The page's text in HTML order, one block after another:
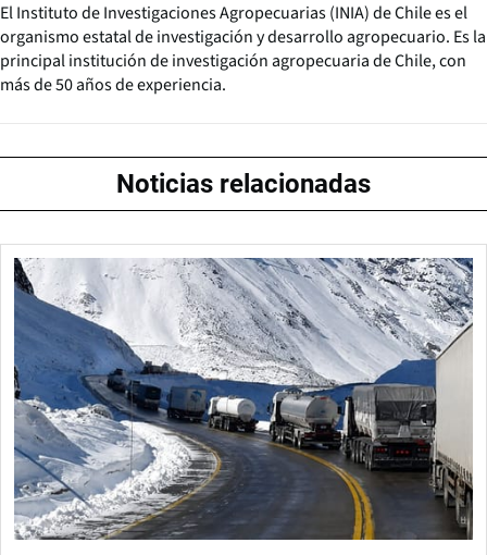
El Instituto de Investigaciones Agropecuarias (INIA) de Chile es el
organismo estatal de investigación y desarrollo agropecuario. Es la
principal institución de investigación agropecuaria de Chile, con
más de 50 años de experiencia.
Noticias relacionadas